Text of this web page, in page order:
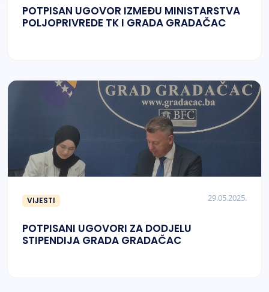
POTPISAN UGOVOR IZMEĐU MINISTARSTVA
POLJOPRIVREDE TK I GRADA GRADAČAC
VIJESTI 29.05.2025.
POTPISANI UGOVORI ZA DODJELU
STIPENDIJA GRADA GRADAČAC